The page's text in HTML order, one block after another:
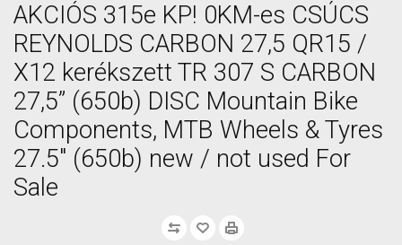
AKCIÓS 315e KP! 0KM-es CSÚCS
REYNOLDS CARBON 27,5 QR15 /
X12 kerékszett TR 307 S CARBON
27,5” (650b) DISC Mountain Bike
Components, MTB Wheels & Tyres
27.5" (650b) new / not used For
Sale